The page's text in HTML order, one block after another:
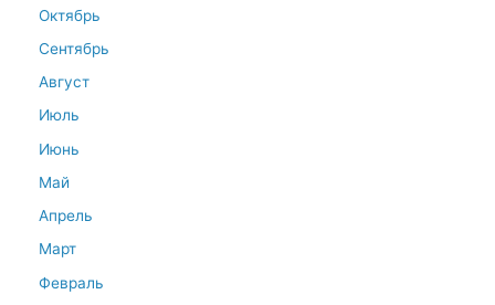
Октябрь
Сентябрь
Август
Июль
Июнь
Май
Апрель
Март
Февраль